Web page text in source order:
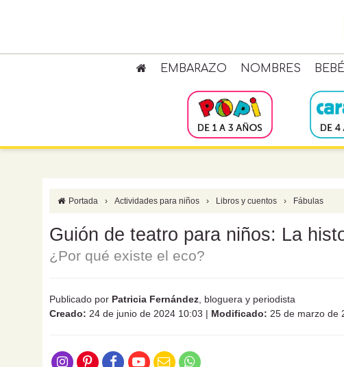
EMBARAZO NOMBRES
Portada › Actividades para niños › Libros y cuentos › Fábulas
Guión de teatro para niños: La
¿Por qué existe el eco?
Publicado por Patricia Fernández , bloguera y periodista
Creado: 24 de junio de 2024 10:03 | Modificado: 25 de marzo de